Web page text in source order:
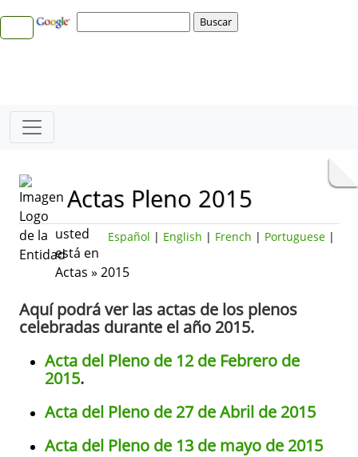
Actas Pleno 2015
Español | English | French | Portuguese |
usted
está en
Actas » 2015
Aquí podrá ver las actas de los plenos
celebradas durante el año 2015.
Acta del Pleno de 12 de Febrero de
2015.
Acta del Pleno de 27 de Abril de 2015
Acta del Pleno de 13 de mayo de 2015